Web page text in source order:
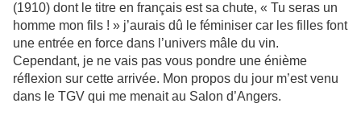
(1910) dont le titre en français est sa chute, « Tu seras un
homme mon fils ! » j’aurais dû le féminiser car les filles font
une entrée en force dans l’univers mâle du vin.
Cependant, je ne vais pas vous pondre une énième
réflexion sur cette arrivée. Mon propos du jour m’est venu
dans le TGV qui me menait au Salon d’Angers.